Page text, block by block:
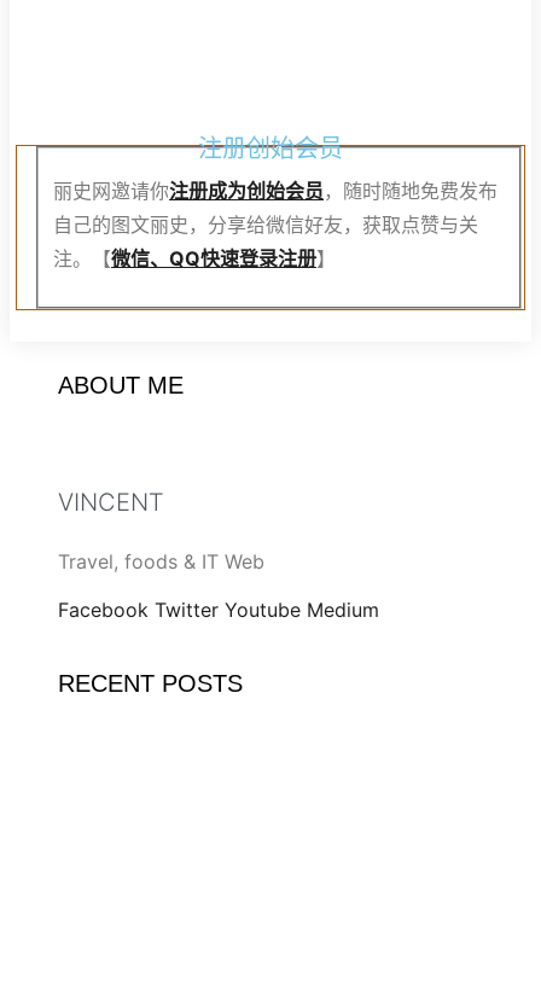
注册创始会员
丽史网邀请你注册成为创始会员 ，随时随地免费发布
自己的图文丽史，分享给微信好友，获取点赞与关
注。【微信、QQ快速登录注册】
ABOUT ME
VINCENT
Travel, foods & IT Web
Facebook Twitter Youtube Medium
RECENT POSTS